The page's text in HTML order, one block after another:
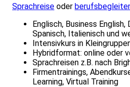
Sprachreise oder
Englisch, Business
Spanisch, Italienisch und
Intensivkurs in
Hybridformat: online oder
Sprachreisen z.B. nach
Firmentrainings,
Learning, Virtual Training